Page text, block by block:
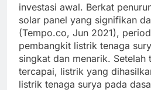
investasi awal. Berkat
solar panel yang signifikan
(Tempo.co, Jun 2021),
pembangkit listrik tenaga
singkat dan menarik.
tercapai, listrik yang
listrik tenaga surya pada